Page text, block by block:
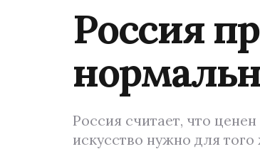
Россия
Россия считает, что
искусство нужно для